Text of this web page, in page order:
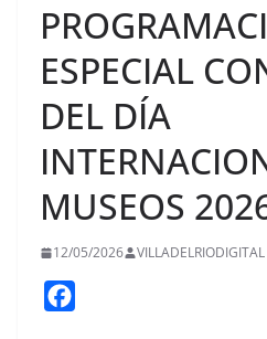
ESPECIAL
DEL DÍA
MUSEOS
12/05/2026 VILLADELRIODIGITAL